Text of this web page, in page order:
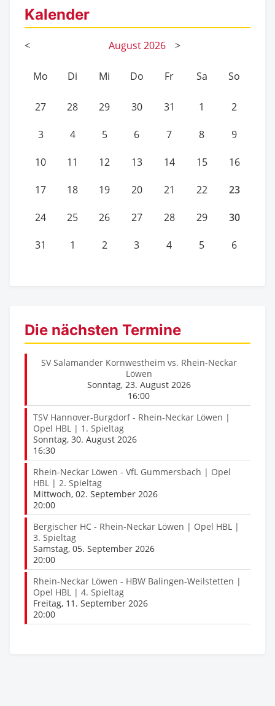
Kalender
< August2026 >
Mo Di Mi Do Fr Sa So
27 28 29 30 31 1 2
3 4 5 6 7 8 9
10 11 12 13 14 15 16
17 18 19 20 21 22 23
24 25 26 27 28 29 30
31 1 2 3 4 5 6
Die nächsten Termine
SV Salamander Kornwestheim vs. Rhein-Neckar
Löwen
Sonntag, 23. August 2026
16:00
TSV Hannover-Burgdorf - Rhein-Neckar Löwen |
Opel HBL | 1. Spieltag
Sonntag, 30. August 2026
16:30
Rhein-Neckar Löwen - VfL Gummersbach | Opel
HBL | 2. Spieltag
Mittwoch, 02. September 2026
20:00
Bergischer HC - Rhein-Neckar Löwen | Opel HBL |
3. Spieltag
Samstag, 05. September 2026
20:00
Rhein-Neckar Löwen - HBW Balingen-Weilstetten |
Opel HBL | 4. Spieltag
Freitag, 11. September 2026
20:00